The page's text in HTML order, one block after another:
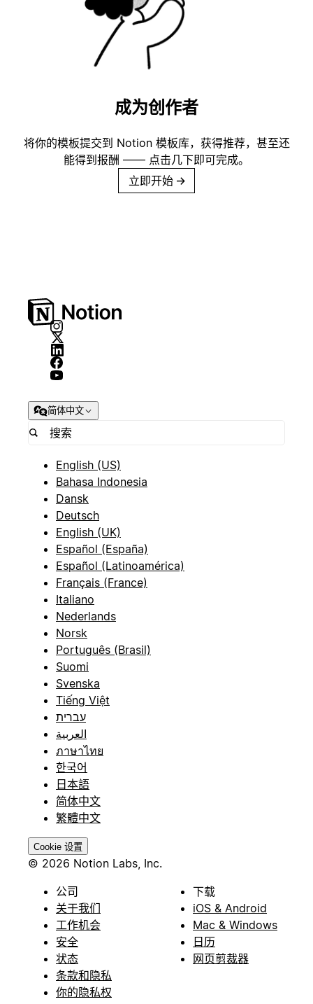
成为创作者
将你的模板提交到 Notion 模板库，获得推荐，甚至还
能得到报酬 —— 点击几下即可完成。
立即开始 →
简体中文
English (US)
Bahasa Indonesia
Dansk
Deutsch
English (UK)
Español (España)
Español (Latinoamérica)
Français (France)
Italiano
Nederlands
Norsk
Português (Brasil)
Suomi
Svenska
Tiếng Việt
עברית
العربية
ภาษาไทย
한국어
日本語
简体中文
繁體中文
Cookie 设置
© 2026 Notion Labs, Inc.
公司
关于我们
工作机会
安全
状态
条款和隐私
你的隐私权
下载
iOS & Android
Mac & Windows
日历
网页剪裁器